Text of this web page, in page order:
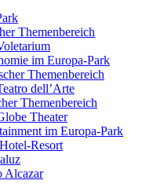
Themenbereich
im Europa-Park
Themenbereich
dell’Arte
Themenbereich
Theater
im Europa-Park
Resort
Alcazar